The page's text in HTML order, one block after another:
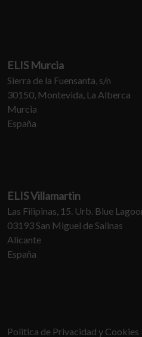
ELIS Murcia
Sierra de la Fuensanta, s/n
30150, Montevida, La Alberca
Murcia
España
ELIS Villamartin
Las Filipinas, 15. Urb. Blue
03193 San Miguel de Salinas
Alicante
España
Politica de Privacidad y Cookies